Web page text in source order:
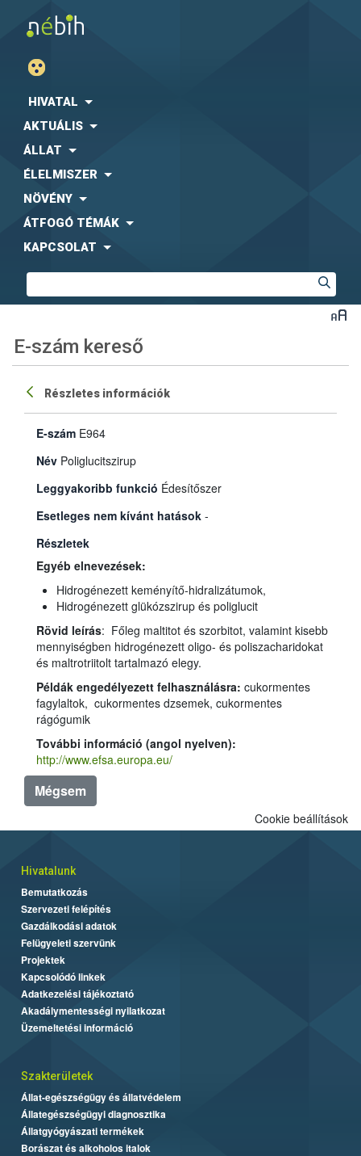
HIVATAL
AKTUÁLIS
ÁLLAT
ÉLELMISZER
NÖVÉNY
ÁTFOGÓ TÉMÁK
KAPCSOLAT
E-szám kereső
Részletes információk
E-szám E964
Név Poliglucitszirup
Leggyakoribb funkció Édesítőszer
Esetleges nem kívánt hatások -
Részletek
Egyéb elnevezések:
Hidrogénezett keményítő-hidralizátumok,
Hidrogénezett glükózszirup és poliglucit
Rövid leírás: Főleg maltitot és szorbitot, valamint kisebb
mennyiségben hidrogénezett oligo- és poliszacharidokat
és maltrotriitolt tartalmazó elegy.
Példák engedélyezett felhasználásra: cukormentes
fagylaltok, cukormentes dzsemek, cukormentes
rágógumik
További információ (angol nyelven):
http://www.efsa.europa.eu/
Mégsem
Cookie beállítások
Hivatalunk
Bemutatkozás
Szervezeti felépítés
Gazdálkodási adatok
Felügyeleti szervünk
Projektek
Kapcsolódó linkek
Adatkezelési tájékoztató
Akadálymentességi nyilatkozat
Üzemeltetési információ
Szakterületek
Állat-egészségügy és állatvédelem
Állategészségügyi diagnosztika
Állatgyógyászati termékek
Borászat és alkoholos italok